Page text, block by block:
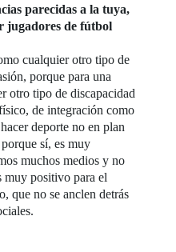
parecidas a la tuya,
jugadores de fútbol
cualquier otro tipo de
porque para una
otro tipo de discapacidad
de integración como
deporte no en plan
sí, es muy
muchos medios y no
muy positivo para el
que no se anclen detrás